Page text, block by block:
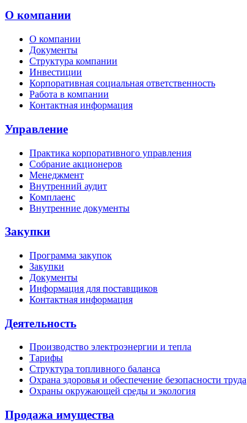
О компании
О компании
Документы
Структура компании
Инвестиции
Корпоративная социальная ответственность
Работа в компании
Контактная информация
Управление
Практика корпоративного управления
Собрание акционеров
Менеджмент
Внутренний аудит
Комплаенс
Внутренние документы
Закупки
Программа закупок
Закупки
Документы
Информация для поставщиков
Контактная информация
Деятельность
Производство электроэнергии и тепла
Тарифы
Структура топливного баланса
Охрана здоровья и обеспечение безопасности труда
Охраны окружающей среды и экология
Продажа имущества